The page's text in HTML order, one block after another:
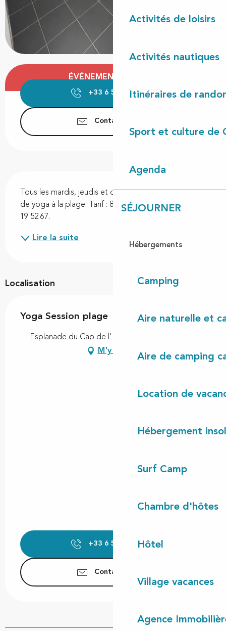
Activités de loisirs
Activités nautiques
Itinéraires de
Sport et culture de
Agenda
SÉJOURNER
Hébergements
Camping
Aire naturelle et
Aire de camping
Location de
Hébergement
Surf Camp
Chambre d'hôtes
Hôtel
Village vacances
Agence
Ouverture et coordonnées
ÉVÉNEMENT TERMINÉ
+33 6 59 19 52▒▒
Contactez-nous
Tous les mardis, jeudis et dimanches de l'été, séance
de yoga à la plage. Tarif : 8€ Sur inscription au 06 59
19 52 67.
Lire la suite
Localisation
Yoga Session plage
Esplanade du Cap de l'Homy, 40170 Lit-et-Mixe
M'y rendre
+33 6 59 19 52▒▒
Contactez-nous